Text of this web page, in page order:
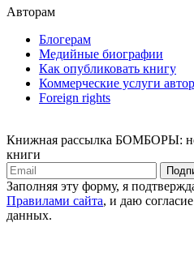
Авторам
Блогерам
Медийные биографии
Как опубликовать книгу
Коммерческие услуги
Foreign rights
Книжная рассылка БОМБОРЫ:
книги
Заполняя эту форму, я
Правилами сайта, и даю
данных.